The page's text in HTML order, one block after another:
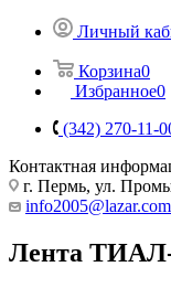
Личный
Корзина0
Избранное0
(342) 270-11-
Контактная
г. Пермь, ул.
Лента